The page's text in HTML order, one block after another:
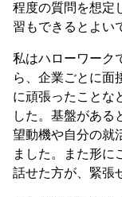
程度の質問を想定
習もできるとよい
私はハローワーク
ら、企業ごとに面
に頑張ったことな
した。基盤がある
望動機や自分の就
ました。また形に
話せた方が、緊張